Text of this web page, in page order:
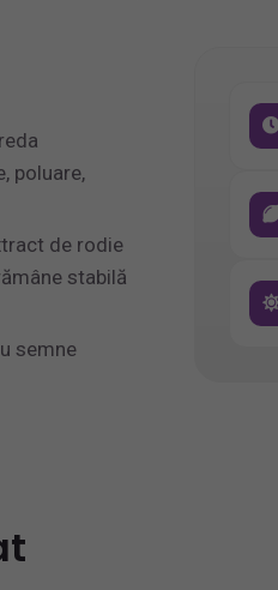
poluare,
de rodie
stabilă
semne